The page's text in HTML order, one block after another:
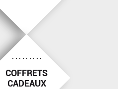
COFFRETS
CADEAUX